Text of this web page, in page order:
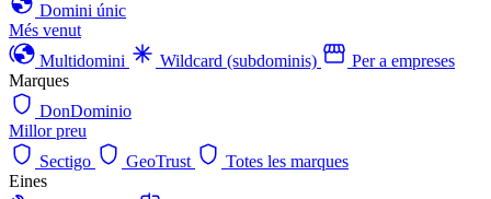
Domini únic
Més venut
Multidomini
Wildcard (subdominis)
Per a empreses
Marques
DonDominio
Millor preu
Sectigo
GeoTrust
Totes les marques
Eines